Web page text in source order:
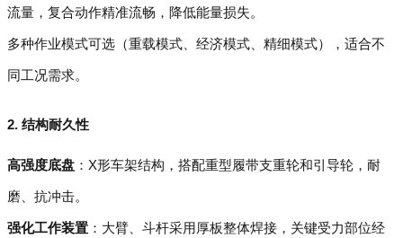
流量，复合动作精准流畅，降低能量损失。
多种作业模式可选（重载模式、经济模式、精细模式），适合不
同工况需求。
2. 结构耐久性
高强度底盘 ：X形车架结构，搭配重型履带支重轮和引导轮，耐
磨、抗冲击。
强化工作装置 ：大臂、斗杆采用厚板整体焊接，关键受力部位经